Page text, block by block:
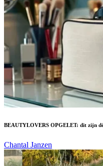
BEAUTYLOVERS OPGELET: dit zijn
Chantal Janzen